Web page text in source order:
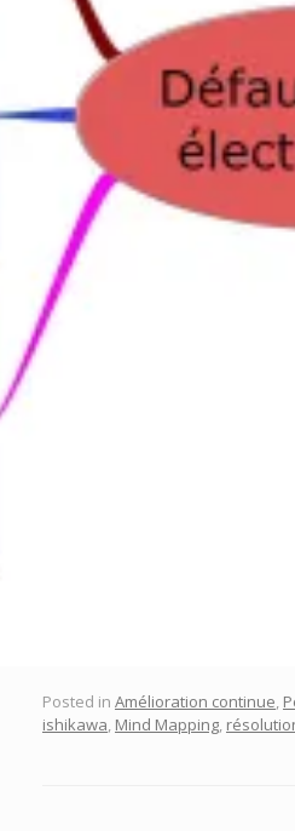
Posted in Amélioration continue
ishikawa Mind Mapping